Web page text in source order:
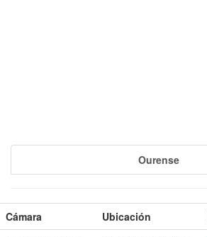
Ourense
Cámara Ubicación